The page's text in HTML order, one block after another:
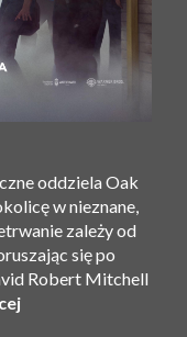
oddziela Oak
w nieznane,
zależy od
się po
Robert Mitchell